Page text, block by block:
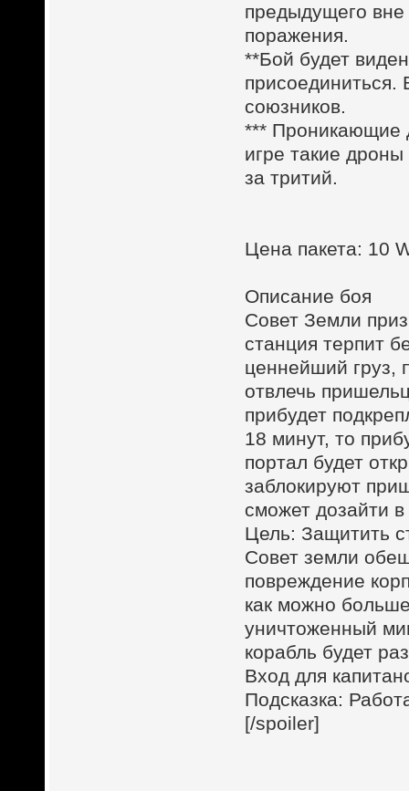
предыдущего вне
поражения.
**Бой будет
присоединиться.
союзников.
*** Проникающие
игре такие
за тритий.
Цена пакета: 10
Описание боя
Совет Земли
станция терпит
ценнейший груз,
отвлечь
прибудет
18 минут, то
портал будет
заблокируют
сможет дозайти
Цель: Защитить
Совет земли
повреждение
как можно
уничтоженный
корабль будет
Вход для
Подсказка:
[/spoiler]